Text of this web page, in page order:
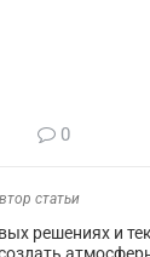
0
статьи
решениях и